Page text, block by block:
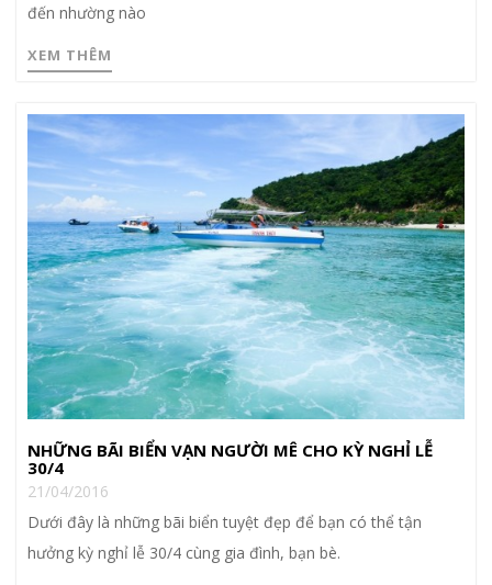
đến nhường nào
XEM THÊM
NHỮNG BÃI BIỂN VẠN NGƯỜI MÊ CHO KỲ NGHỈ LỄ
30/4
21/04/2016
Dưới đây là những bãi biển tuyệt đẹp để bạn có thể tận
hưởng kỳ nghỉ lễ 30/4 cùng gia đình, bạn bè.